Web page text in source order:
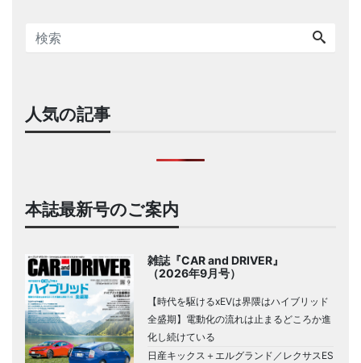
人気の記事
本誌最新号のご案内
雑誌『CAR and DRIVER』
（2026年9月号）
【時代を駆けるxEVは界隈はハイブリッド
全盛期】電動化の流れは止まるどころか進
化し続けている
日産キックス＋エルグランド／レクサスES